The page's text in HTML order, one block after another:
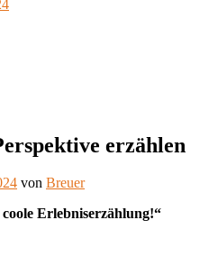
erzählen
von Breuer
coole Erlebniserzählung!“